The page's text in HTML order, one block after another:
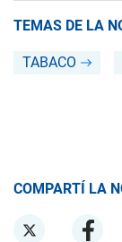
TEMAS DE LA
TABACO
COMPARTÍ LA